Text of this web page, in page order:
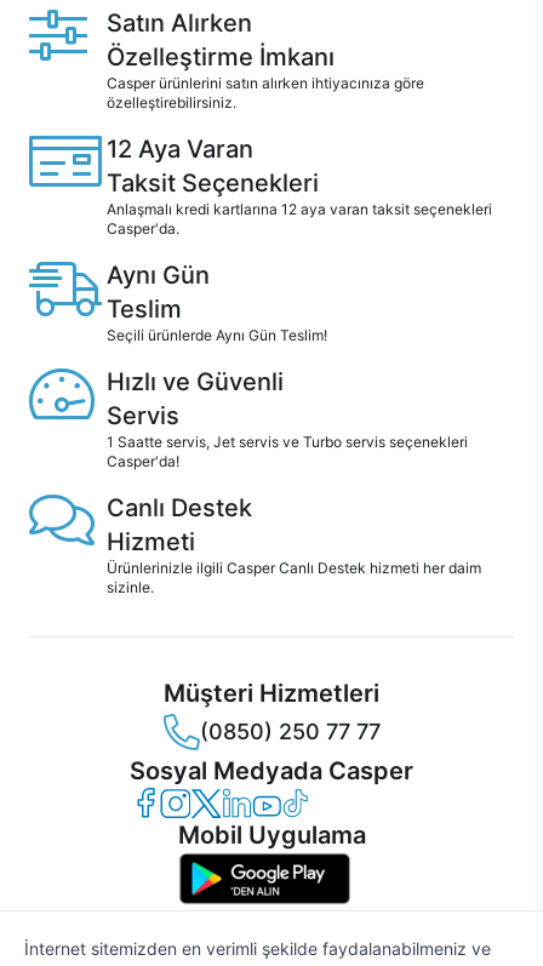
Satın Alırken
Özelleştirme İmkanı
Casper ürünlerini satın alırken ihtiyacınıza göre
özelleştirebilirsiniz.
12 Aya Varan
Taksit Seçenekleri
Anlaşmalı kredi kartlarına 12 aya varan taksit seçenekleri
Casper'da.
Aynı Gün
Teslim
Seçili ürünlerde Aynı Gün Teslim!
Hızlı ve Güvenli
Servis
1 Saatte servis, Jet servis ve Turbo servis seçenekleri
Casper'da!
Canlı Destek
Hizmeti
Ürünlerinizle ilgili Casper Canlı Destek hizmeti her daim
sizinle.
Müşteri Hizmetleri
(0850) 250 77 77
Sosyal Medyada Casper
Casper Facebook
Casper Instagram
Casper Twitter
Casper LinkedIn
Casper YouTube
Casper TikTok
Mobil Uygulama
İnternet sitemizden en verimli şekilde faydalanabilmeniz ve